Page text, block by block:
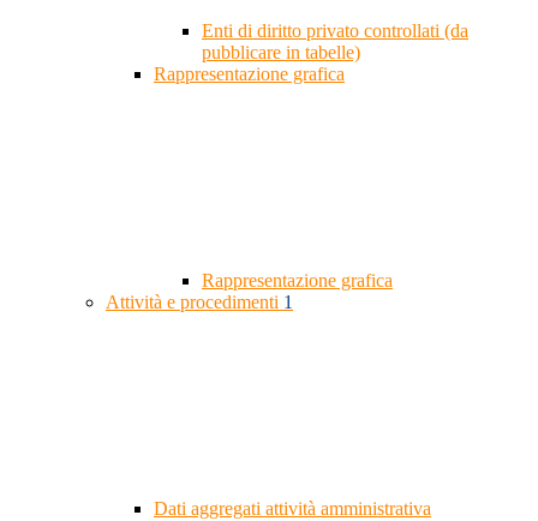
Enti di diritto privato controllati (da
pubblicare in tabelle)
Rappresentazione grafica
Rappresentazione grafica
Attività e procedimenti 1
Dati aggregati attività amministrativa